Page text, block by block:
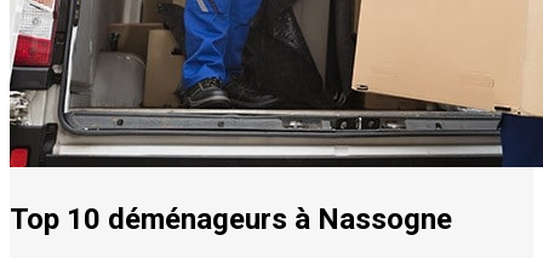
Top 10 déménageurs à Nassogne